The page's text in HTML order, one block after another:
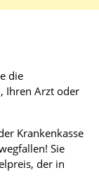
die
Ihren Arzt oder
Krankenkasse
Sie
der in